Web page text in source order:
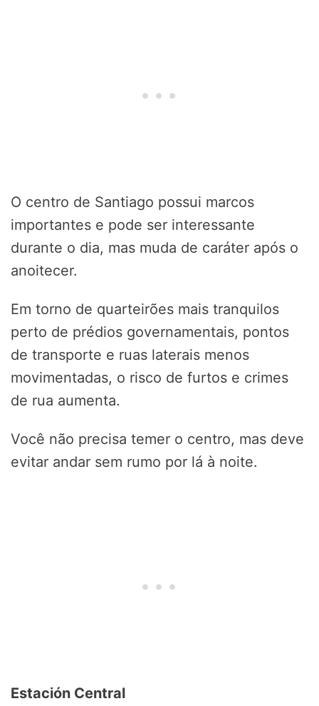
O centro de Santiago possui marcos
importantes e pode ser interessante
durante o dia, mas muda de caráter após o
anoitecer.
Em torno de quarteirões mais tranquilos
perto de prédios governamentais, pontos
de transporte e ruas laterais menos
movimentadas, o risco de furtos e crimes
de rua aumenta.
Você não precisa temer o centro, mas deve
evitar andar sem rumo por lá à noite.
Estación Central